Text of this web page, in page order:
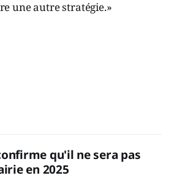
une autre stratégie.»
qu'il ne sera pas
en 2025